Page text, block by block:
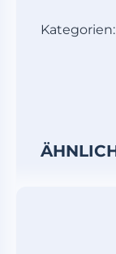
Kategorien: